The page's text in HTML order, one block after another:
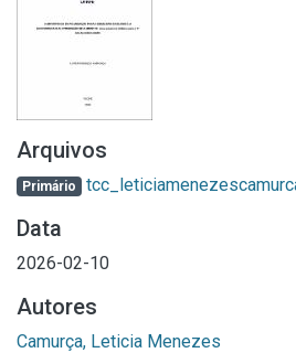
Arquivos
Primário
Data
2026-02-10
Autores
Camurça, Leticia Menezes